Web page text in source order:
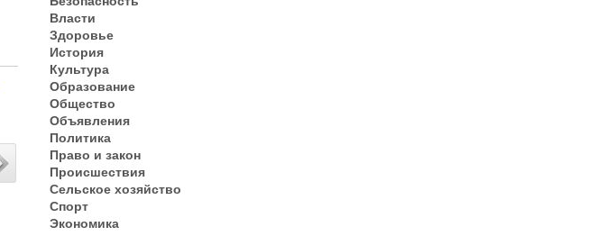
Власти
Здоровье
История
Культура
Образование
Общество
Объявления
Политика
Право и закон
Происшествия
Сельское хозяйство
Спорт
Экономика